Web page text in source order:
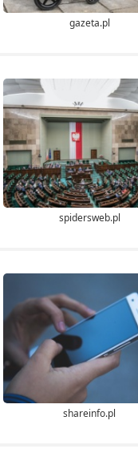
gazeta.pl
spidersweb.pl
shareinfo.pl